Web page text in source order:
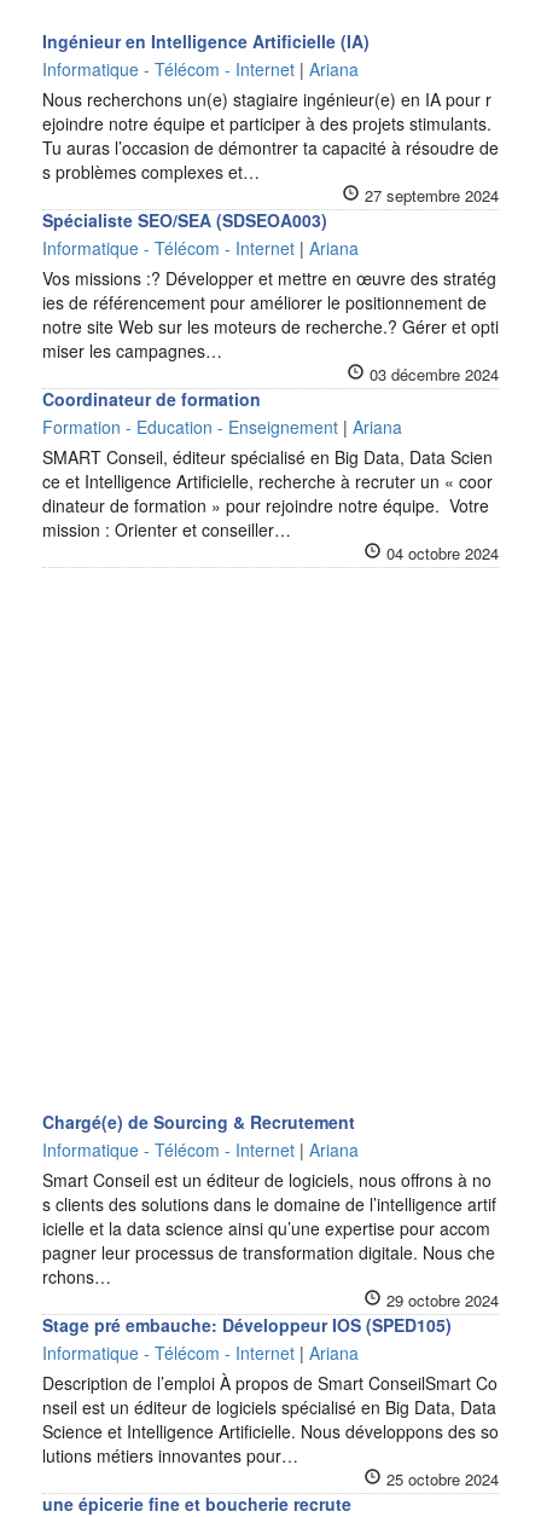
Ingénieur en Intelligence Artificielle (IA)
Informatique - Télécom - Internet | Ariana
Nous recherchons un(e) stagiaire ingénieur(e) en IA pour r
ejoindre notre équipe et participer à des projets stimulants.
Tu auras l’occasion de démontrer ta capacité à résoudre de
s problèmes complexes et…
27 septembre 2024
Spécialiste SEO/SEA (SDSEOA003)
Informatique - Télécom - Internet | Ariana
Vos missions :? Développer et mettre en œuvre des stratég
ies de référencement pour améliorer le positionnement de
notre site Web sur les moteurs de recherche.? Gérer et opti
miser les campagnes…
03 décembre 2024
Coordinateur de formation
Formation - Education - Enseignement | Ariana
SMART Conseil, éditeur spécialisé en Big Data, Data Scien
ce et Intelligence Artificielle, recherche à recruter un « coor
dinateur de formation » pour rejoindre notre équipe. Votre
mission : Orienter et conseiller…
04 octobre 2024
Chargé(e) de Sourcing & Recrutement
Informatique - Télécom - Internet | Ariana
Smart Conseil est un éditeur de logiciels, nous offrons à no
s clients des solutions dans le domaine de l’intelligence artif
icielle et la data science ainsi qu’une expertise pour accom
pagner leur processus de transformation digitale. Nous che
rchons…
29 octobre 2024
Stage pré embauche: Développeur IOS (SPED105)
Informatique - Télécom - Internet | Ariana
Description de l’emploi À propos de Smart ConseilSmart Co
nseil est un éditeur de logiciels spécialisé en Big Data, Data
Science et Intelligence Artificielle. Nous développons des so
lutions métiers innovantes pour…
25 octobre 2024
une épicerie fine et boucherie recrute